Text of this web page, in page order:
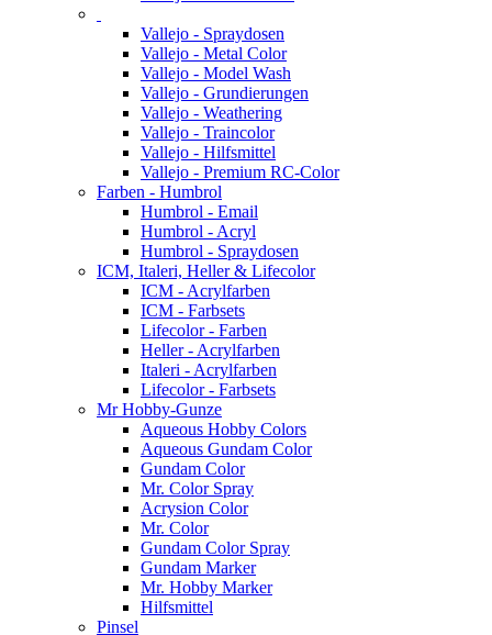
Vallejo - Spraydosen
Vallejo - Metal Color
Vallejo - Model Wash
Vallejo - Grundierungen
Vallejo - Weathering
Vallejo - Traincolor
Vallejo - Hilfsmittel
Vallejo - Premium RC-Color
Farben - Humbrol
Humbrol - Email
Humbrol - Acryl
Humbrol - Spraydosen
ICM, Italeri, Heller & Lifecolor
ICM - Acrylfarben
ICM - Farbsets
Lifecolor - Farben
Heller - Acrylfarben
Italeri - Acrylfarben
Lifecolor - Farbsets
Mr Hobby-Gunze
Aqueous Hobby Colors
Aqueous Gundam Color
Gundam Color
Mr. Color Spray
Acrysion Color
Mr. Color
Gundam Color Spray
Gundam Marker
Mr. Hobby Marker
Hilfsmittel
Pinsel